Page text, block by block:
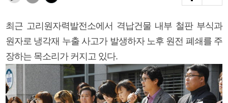
최근 고리원자력발전소에서 격납건물 내부 철판 부식과
원자로 냉각재 누출 사고가 발생하자 노후 원전 폐쇄를 주
장하는 목소리가 커지고 있다.